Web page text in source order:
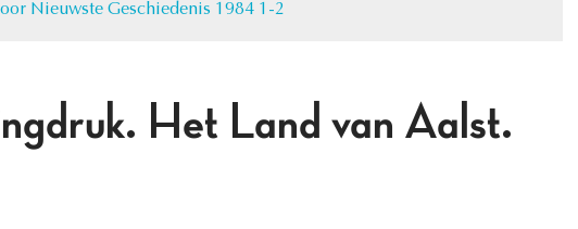
Nieuwste Geschiedenis 1984 1-2
Het Land van Aalst.